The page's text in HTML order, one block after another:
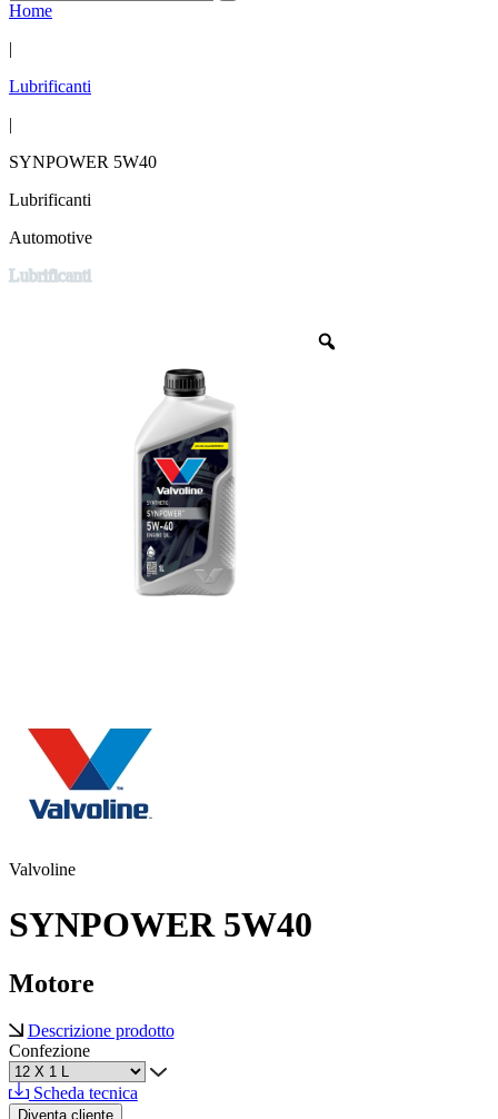
Home
|
Lubrificanti
|
SYNPOWER 5W40
Lubrificanti
Automotive
Lubrificanti
Valvoline
SYNPOWER 5W40
Motore
Descrizione prodotto
Confezione
Scheda tecnica
Diventa cliente